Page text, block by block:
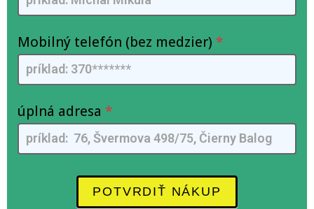
SK
FlamyFox
-
FB
Mobilný telefón (bez medzier) *
úplná adresa *
POTVRDIŤ NÁKUP
i
u
s
s